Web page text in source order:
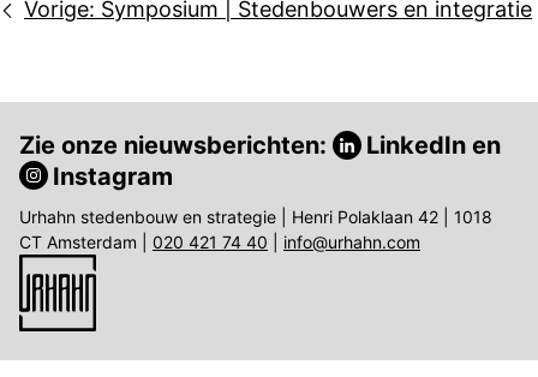
Bericht
Vorige: Symposium | Stedenbouwers en integratie
Zie onze nieuwsberichten: LinkedIn en
Instagram
Urhahn stedenbouw en strategie | Henri Polaklaan 42 | 1018
CT Amsterdam | 020 421 74 40 info@urhahn.com